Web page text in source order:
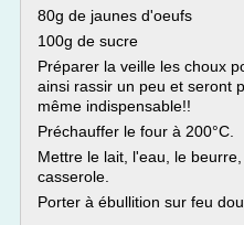
80g de jaunes d'oeufs
100g de sucre
Préparer la veille les choux
ainsi rassir un peu et seront
même indispensable!!
Préchauffer le four à 200°C.
Mettre le lait, l'eau, le
casserole.
Porter à ébullition sur feu